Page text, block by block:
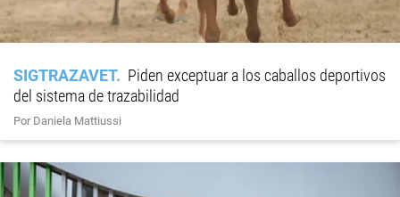
SIGTRAZAVET
Piden exceptuar a los caballos deportivos
del sistema de trazabilidad
Por Daniela Mattiussi